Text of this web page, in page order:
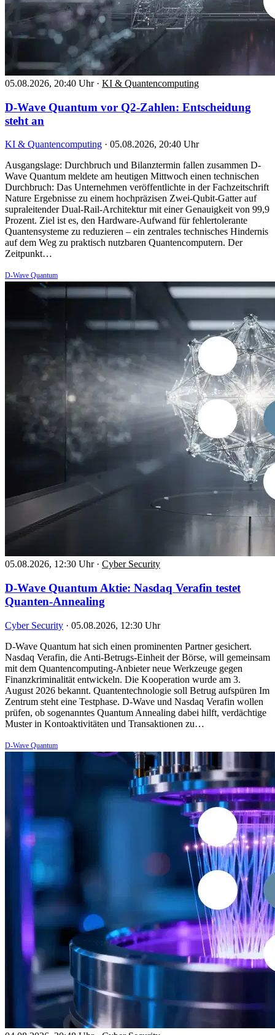
05.08.2026, 20:40 Uhr · KI & Quantencomputing
D-Wave Quantum vor Q2-Zahlen: Entscheidung
steht an
KI & Quantencomputing · 05.08.2026, 20:40 Uhr
Ausgangslage: Durchbruch und Bilanztermin fallen zusammen D-
Wave Quantum meldete am heutigen Mittwoch einen technischen
Durchbruch: Das Unternehmen veröffentlichte in der Fachzeitschrift
Nature Ergebnisse zu einem hochpräzisen Zwei-Qubit-Gatter auf
supraleitender Dual-Rail-Architektur mit einer Genauigkeit von 99,9
Prozent. Ziel ist es, den Hardware-Aufwand für fehlertolerante
Quantensysteme zu reduzieren – ein zentrales technisches Hindernis
auf dem Weg zu praktisch nutzbaren Quantencomputern. Der
Zeitpunkt…
D-Wave Quantum
05.08.2026, 12:30 Uhr · Cyber Security
D-Wave Quantum Aktie: Nasdaq Verafin testet
Quanten-Annealing
Cyber Security · 05.08.2026, 12:30 Uhr
D-Wave Quantum hat sich einen prominenten Partner gesichert.
Nasdaq Verafin, die Anti-Betrugs-Einheit der Börse, will gemeinsam
mit dem Quantencomputing-Anbieter neue Werkzeuge gegen
Finanzkriminalität entwickeln. Die Kooperation wurde am 3.
August 2026 bekannt. Quantentechnologie soll Betrug aufspüren Im
Zentrum steht eine Testphase. D-Wave und Nasdaq Verafin wollen
prüfen, ob sogenanntes Quantum Annealing dabei hilft, verdächtige
Muster in Kontoaktivitäten und Transaktionen zu…
D-Wave Quantum